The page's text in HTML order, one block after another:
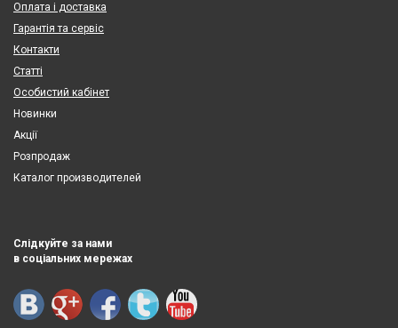
Оплата і доставка
Гарантія та сервіс
Контакти
Статті
Особистий кабінет
Новинки
Акції
Розпродаж
Каталог производителей
Слідкуйте за нами
в соціальних мережах